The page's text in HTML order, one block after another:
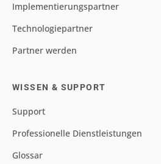
Implementierungspartner
Technologiepartner
Partner werden
WISSEN & SUPPORT
Support
Professionelle Dienstleistungen
Glossar